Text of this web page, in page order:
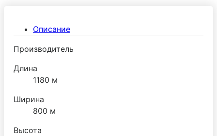
Описание
Производитель
Длина
1180 м
Ширина
800 м
Высота